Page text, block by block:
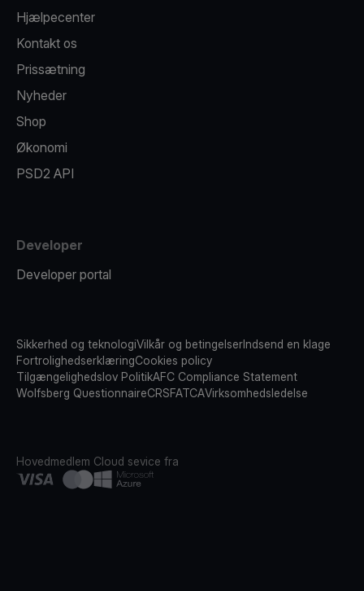
Hjælpecenter
Kontakt os
Prissætning
Nyheder
Shop
Økonomi
PSD2 API
Developer
Developer portal
Sikkerhed og teknologiVilkår og betingelserIndsend en klage
FortrolighedserklæringCookies policy
Tilgængelighedslov PolitikAFC Compliance Statement
Wolfsberg QuestionnaireCRSFATCAVirksomhedsledelse
Hovedmedlem Cloud sevice fra